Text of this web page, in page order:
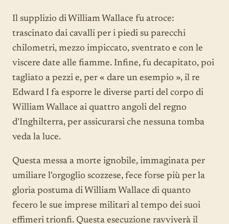
Il supplizio di William Wallace fu atroce:
trascinato dai cavalli per i piedi su parecchi
chilometri, mezzo impiccato, sventrato e con le
viscere date alle fiamme. Infine, fu decapitato, poi
tagliato a pezzi e, per « dare un esempio », il re
Edward I fa esporre le diverse parti del corpo di
William Wallace ai quattro angoli del regno
d'Inghilterra, per assicurarsi che nessuna tomba
veda la luce.
Questa messa a morte ignobile, immaginata per
umiliare l'orgoglio scozzese, fece forse più per la
gloria postuma di William Wallace di quanto
fecero le sue imprese militari al tempo dei suoi
effimeri trionfi. Questa esecuzione ravviverà il